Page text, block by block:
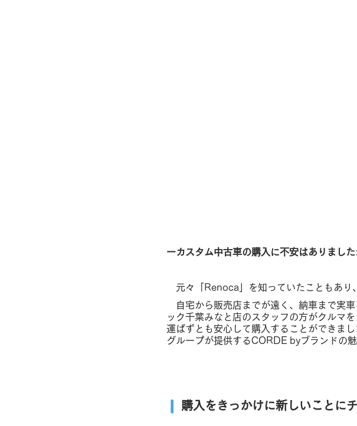
ーカスタム中古車の購入に不安はありました
元々「Renoca」を知っていたこともあり
自宅から販売店までが遠く、納車まで実
ック千葉みなと店のスタッフの方がクルマ
運ばずとも安心して購入することができま
グループが提供するCORDE byブランドの
購入をきっかけに新しいことに